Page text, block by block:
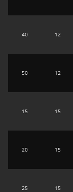
40 12
50 12
15 15
20 15
25 15